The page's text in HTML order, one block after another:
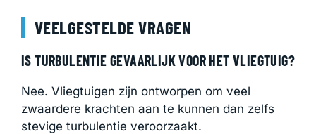
VEELGESTELDE VRAGEN
IS TURBULENTIE GEVAARLIJK VOOR HET VLIEGTUIG?
Nee. Vliegtuigen zijn ontworpen om veel
zwaardere krachten aan te kunnen dan zelfs
stevige turbulentie veroorzaakt.